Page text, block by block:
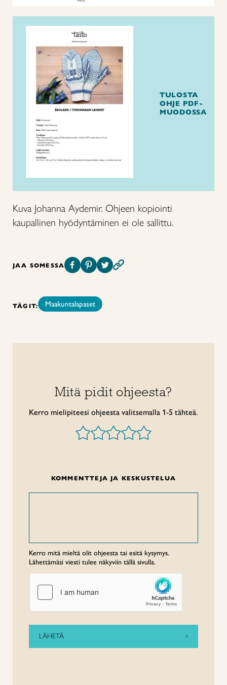
TULOSTA
OHJE PDF-
MUODOSSA
Kuva Johanna Aydemir. Ohjeen kopiointi
kaupallinen hyödyntäminen ei ole sallittu.
JAA SOMESSA
TÄGIT: Maakuntalapaset
Mitä pidit ohjeesta?
Kerro mielipiteesi ohjeesta valitsemalla 1-5 tähteä.
KOMMENTTEJA JA KESKUSTELUA
Kerro mitä mieltä olit ohjeesta tai esitä kysymys.
Lähettämäsi viesti tulee näkyviin tällä sivulla.